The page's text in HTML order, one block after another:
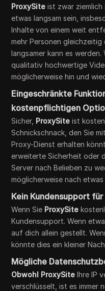
ProxySite ist zwar ziemlich
etwas langsam sein,
Inhalte von einem weit
mehr Personen
langsamer kann es werden.
qualitativ hochwertige
möglicherweise hin und
Eingeschränkte
kostenpflichtigen
Sicher, ProxySite ist
Schnickschnack, den Sie
Proxy-Dienst erhalten
erweiterte Sicherheit oder
Server nach Belieben zu
möglicherweise nach etwas
Kein Kundensupport
Wenn Sie ProxySite
Kundensupport. Wenn
auf dich allein gestellt.
könnte dies ein kleiner
Mögliche
Obwohl ProxySite Ihre IP
verschlüsselt, ist es immer